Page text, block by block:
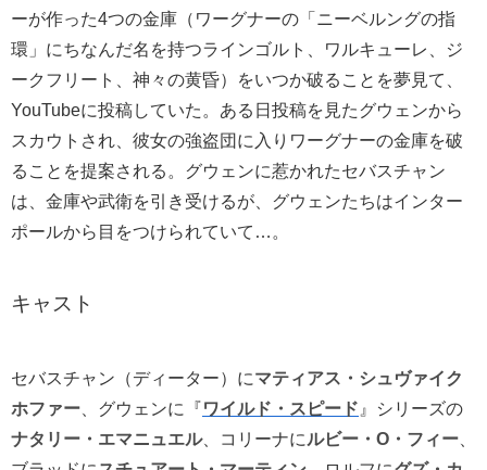
ーが作った4つの金庫（ワーグナーの「ニーベルングの指
環」にちなんだ名を持つラインゴルト、ワルキューレ、ジ
ークフリート、神々の黄昏）をいつか破ることを夢見て、
YouTubeに投稿していた。ある日投稿を見たグウェンから
スカウトされ、彼女の強盗団に入りワーグナーの金庫を破
ることを提案される。グウェンに惹かれたセバスチャン
は、金庫や武衛を引き受けるが、グウェンたちはインター
ポールから目をつけられていて…。
キャスト
セバスチャン（ディーター）にマティアス・シュヴァイク
ホファー 、グウェンに『ワイルド・スピード 』シリーズの
ナタリー・エマニュエル、コリーナにルビー・O・フィー